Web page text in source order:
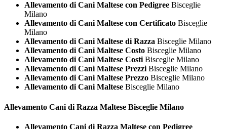
Allevamento di Cani Maltese con Pedigree Bisceglie
Milano
Allevamento di Cani Maltese con Certificato Bisceglie
Milano
Allevamento di Cani Maltese di Razza Bisceglie Milano
Allevamento di Cani Maltese Costo Bisceglie Milano
Allevamento di Cani Maltese Costi Bisceglie Milano
Allevamento di Cani Maltese Prezzi Bisceglie Milano
Allevamento di Cani Maltese Prezzo Bisceglie Milano
Allevamento di Cani Maltese Bisceglie Milano
Allevamento Cani di Razza Maltese Bisceglie Milano
Allevamento Cani di Razza Maltese con Pedigree